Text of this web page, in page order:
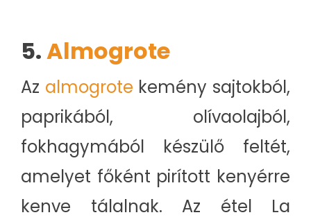
5.Almogrote
Az almogrote kemény sajtokból,
paprikából, olívaolajból,
fokhagymából készülő feltét,
amelyet főként pirított kenyérre
kenve tálalnak. Az étel La